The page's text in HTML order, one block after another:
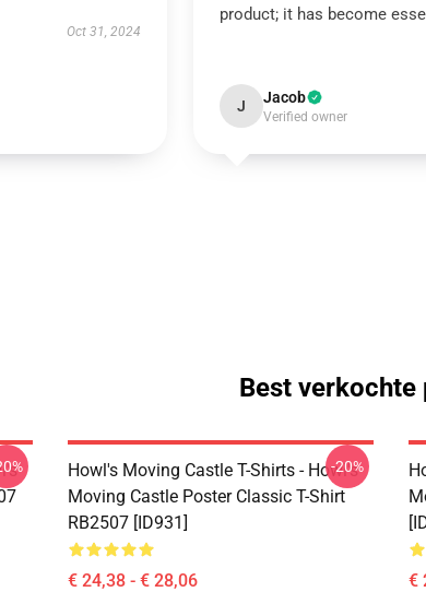
Oct 31, 2024
product; it has become
J Jacob
Verified owner
Best verkochte
Howl's Moving Castle T-Shirts - Howl's
Moving Castle Poster Classic T-Shirt
RB2507 [ID931]
€ 24,38 - € 28,06
-20%
€